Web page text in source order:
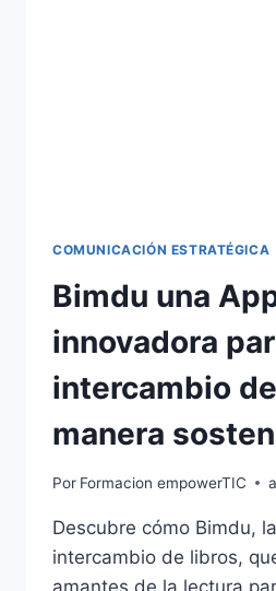
COMUNICACIÓN ESTRATÉGICA
Bimdu una
innovadora
intercambio
manera
Por Formacion empowerTIC
Descubre cómo Bimdu,
intercambio de libros,
amantes de la lectura